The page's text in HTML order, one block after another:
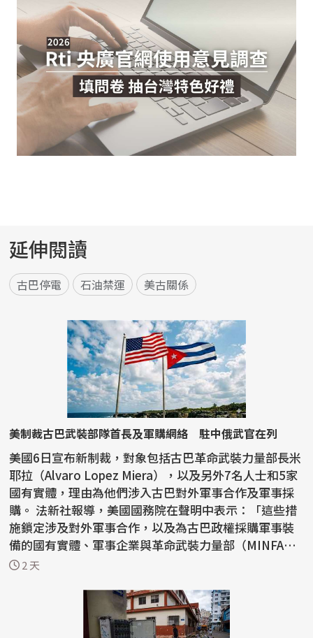
延伸閱讀
古巴停電 石油禁運 美古關係
美制裁古巴武裝部隊首長及軍購網絡 駐中俄武官在列
美國6日宣布新制裁，對象包括古巴革命武裝力量部長米
耶拉（Alvaro Lopez Miera），以及另外7名人士和5家
國有實體，理由為他們涉入古巴對外軍事合作及軍事採
購。 法新社報導，美國國務院在聲明中表示：「這些措
施鎖定涉及對外軍事合作，以及為古巴政權採購軍事裝
備的國有實體、軍事企業與革命武裝力量部（MINFA
R）官...
2 天